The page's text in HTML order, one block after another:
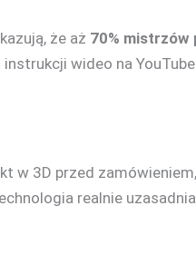
że aż 70% mistrzów
wideo na
w 3D przed
realnie